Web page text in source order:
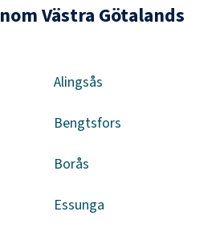
Västra Götalands
Alingsås
Bengtsfors
Borås
Essunga